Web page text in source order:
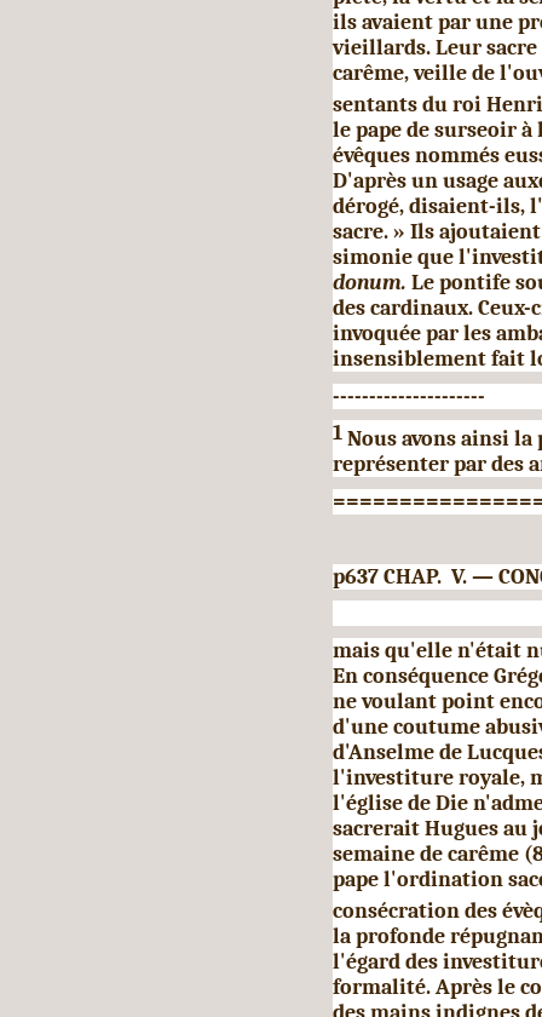
ils avaient par une
vieillards. Leur
carême, veille de
sentants du roi
le pape de surseoir
évêques nommés
D'après un usage
dérogé, disaient-ils,
sacre. » Ils
simonie que
donum. Le pontife
des cardinaux.
invoquée par les
insensiblement fait
---------------------
1Nous avons ainsi
représenter par des
p637 CHAP. V. —
mais qu'elle n'était
En con­séquence
ne voulant point
d'une coutume
d'Anselme de
l'investiture royale,
l'église de Die
sacrerait Hugues au
se­maine de carême
pape l'ordi­nation
consécration des
la profonde
l'égard des
formalité. Après le